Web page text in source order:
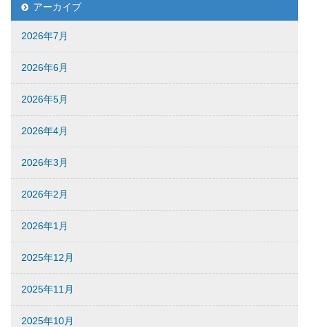
アーカイブ
2026年7月
2026年6月
2026年5月
2026年4月
2026年3月
2026年2月
2026年1月
2025年12月
2025年11月
2025年10月